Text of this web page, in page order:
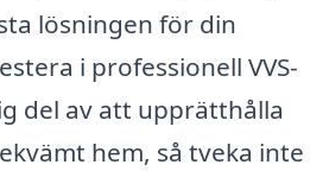
lösningen för din
i professionell VVS-
del av att upprätthålla
hem, så tveka inte